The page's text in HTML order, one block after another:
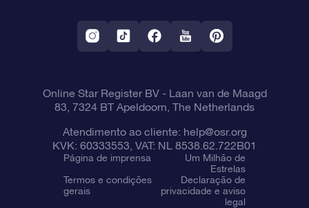
Aplicativo RV Fly me to the stars
Constelações
Online Star Register BV- Laan van de Maagd
83, 7324 BT Apeldoorn, The Netherlands
Atendimento ao cliente: help@osr.org
KVK: 60333553, VAT: NL 8538.62.722B01
Página de imprensa
Um Milhão de
Estrelas
Termos e condições
gerais
Declaração de
privacidade e aviso
legal